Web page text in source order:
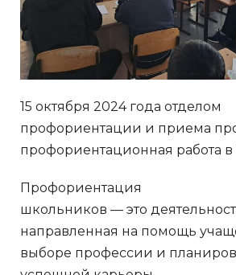
15 октября 2024 года отделом
профориентации и приема
профориентационная работа
Профориентация
школьников — это
направленная на помощь
выборе профессии и